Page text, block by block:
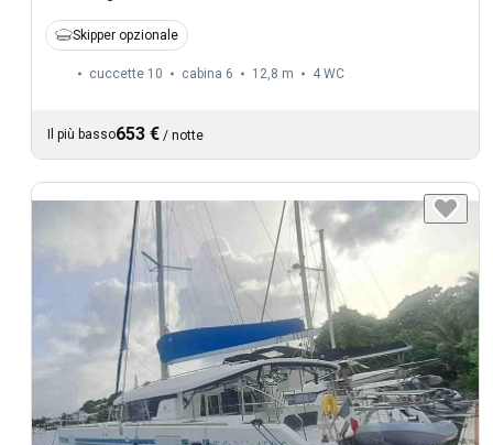
Skipper opzionale
cuccette 10 cabina 6 12,8 m 4 WC
Il più basso653 € / notte